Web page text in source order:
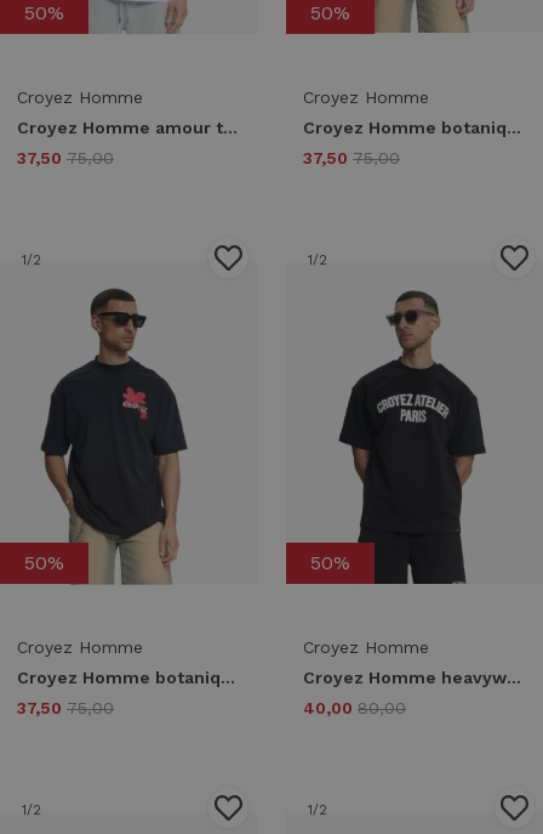
50%
Croyez Homme
Croyez Homme amour t-shirt cra40026045 Print T-shirts 40001 white
37,50 75,00
50%
Croyez Homme
Croyez Homme botanique t-shirt crb30026057 Print T-shirts 45004 burgundy
37,50 75,00
1/2
50%
Croyez Homme
Croyez Homme botanique t-shirt crb30026057 Print T-shirts 45005 black/red
37,50 75,00
1/2
50%
Croyez Homme
Croyez Homme heavyweight atelier t-shirt crb30026003 Print T-shirts 49001 black
40,00 80,00
1/2 1/2